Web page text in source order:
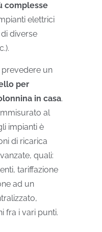
complesse
elettrici
diverse
prevedere un
per
in casa.
al
impianti è
di ricarica
quali:
tariffazione
ad un
fra i vari punti.